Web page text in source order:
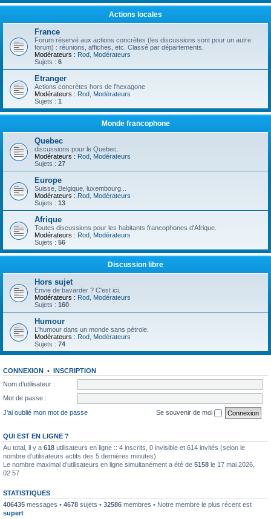
Actions locales
France
Forum réservé aux actions concrètes (les discussions sont pour un autre
forum) : réunions, affiches, etc. Classé par départements.
Modérateurs : Rod Modérateurs
Sujets : 6
Etranger
Actions concrètes hors de l'hexagone
Modérateurs : Rod Modérateurs
Sujets : 1
Monde francophone
Quebec
discussions pour le Quebec.
Modérateurs : Rod Modérateurs
Sujets : 27
Europe
Suisse, Belgique, luxembourg...
Modérateurs : Rod Modérateurs
Sujets : 13
Afrique
Toutes discussions pour les habitants francophones d'Afrique.
Modérateurs : Rod Modérateurs
Sujets : 56
Discussion libre
Hors sujet
Envie de bavarder ? C'est ici.
Modérateurs : Rod Modérateurs
Sujets : 160
Humour
L'humour dans un monde sans pétrole.
Modérateurs : Rod Modérateurs
Sujets : 74
CONNEXION • INSCRIPTION
Nom d’utilisateur :
Mot de passe :
J’ai oublié mon mot de passe
Se souvenir de moi
QUI EST EN LIGNE ?
Au total, il y a 618 utilisateurs en ligne :: 4 inscrits, 0 invisible et 614 invités (selon le
nombre d’utilisateurs actifs des 5 dernières minutes)
Le nombre maximal d’utilisateurs en ligne simultanément a été de 5158 le 17 mai 2026,
02:57
STATISTIQUES
406435 messages • 4678 sujets • 32586 membres • Notre membre le plus récent est
supert